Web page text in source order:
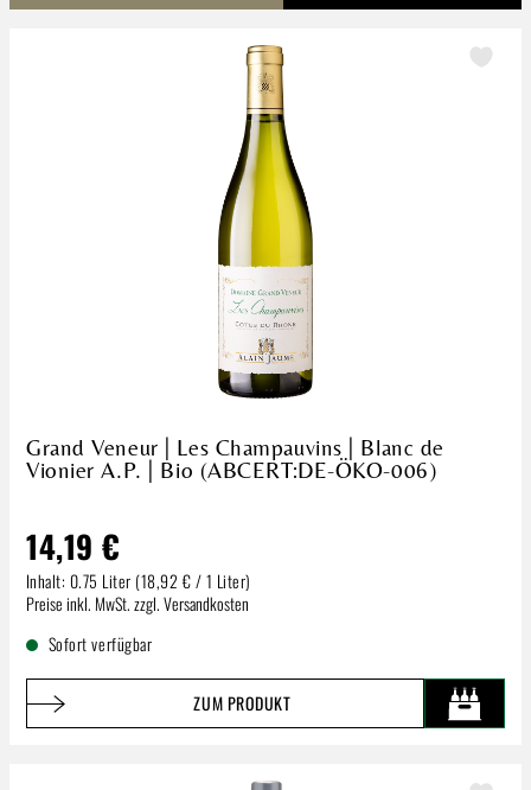
Grand Veneur | Les Champauvins | Blanc de
Vionier A.P. | Bio (ABCERT:DE-ÖKO-006)
14,19 €
Inhalt: 0.75 Liter (18,92 € / 1 Liter)
Regulärer Preis:
Preise inkl. MwSt. zzgl. Versandkosten
Sofort verfügbar
ZUM PRODUKT